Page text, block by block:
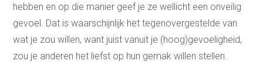
hebben en op die manier geef je ze wellicht een onveilig
gevoel. Dat is waarschijnlijk het tegenovergestelde van
wat je zou willen, want juist vanuit je (hoog)gevoeligheid,
zou je anderen het liefst op hun gemak willen stellen.